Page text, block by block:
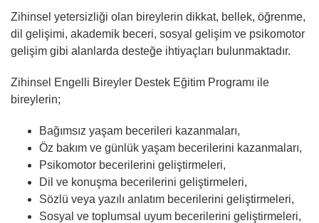
Zihinsel yetersizliği olan bireylerin dikkat, bellek, öğrenme,
dil gelişimi, akademik beceri, sosyal gelişim ve psikomotor
gelişim gibi alanlarda desteğe ihtiyaçları bulunmaktadır.
Zihinsel Engelli Bireyler Destek Eğitim Programı ile
bireylerin;
Bağımsız yaşam becerileri kazanmaları,
Öz bakım ve günlük yaşam becerilerini kazanmaları,
Psikomotor becerilerini geliştirmeleri,
Dil ve konuşma becerilerini geliştirmeleri,
Sözlü veya yazılı anlatım becerilerini geliştirmeleri,
Sosyal ve toplumsal uyum becerilerini geliştirmeleri,